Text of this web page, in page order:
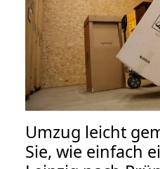
Umzug leicht
Sie, wie einfach